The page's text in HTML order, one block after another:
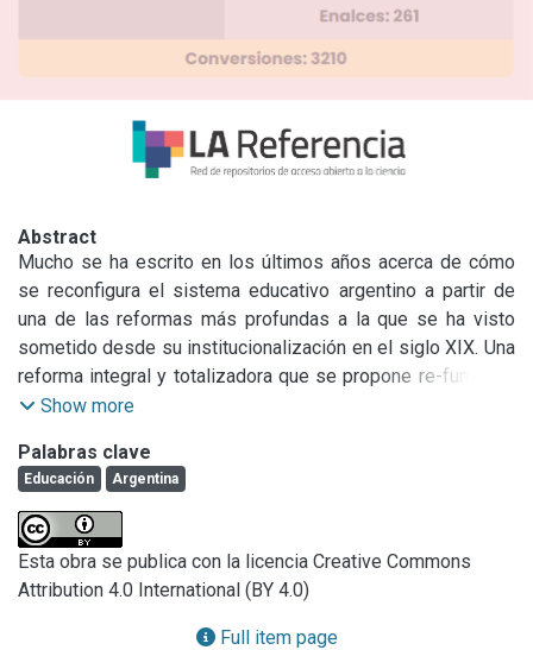
Abstract
Mucho se ha escrito en los últimos años acerca de cómo
se reconfigura el sistema educativo argentino a partir de
una de las reformas más profundas a la que se ha visto
sometido desde su institucionalización en el siglo XIX. Una
reforma integral y totalizadora que se propone re-fundar al
sistema en uno de los momentos de redefinición de las
cumpliendo el estado nacional; así como de mayor crisis
socioeconómica del país que sumió a casi el 50% de la
población en la pobreza.
Show more
Palabras clave
Educación Argentina
Esta obra se publica con la licencia Creative Commons
Attribution 4.0 International (BY 4.0)
Full item page